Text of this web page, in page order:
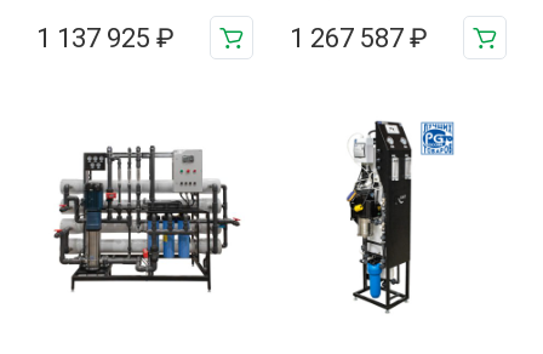
1 137 925 ₽ 1 267 587 ₽